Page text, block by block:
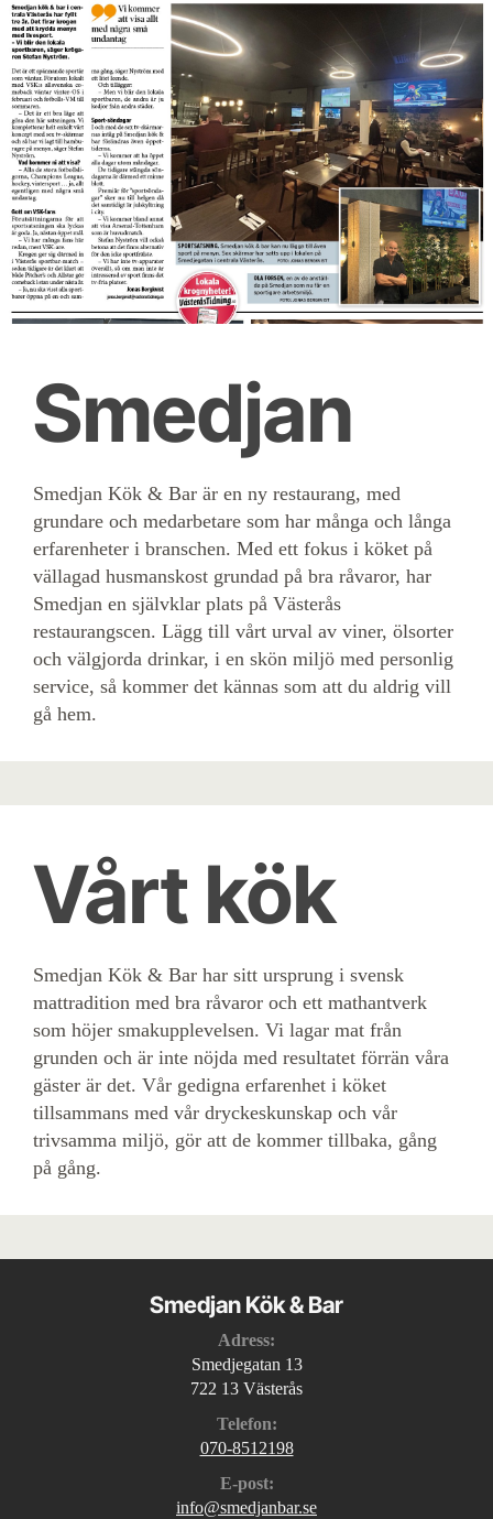
Smedjan
Smedjan Kök & Bar är en ny restaurang, med
grundare och medarbetare som har många och långa
erfarenheter i branschen. Med ett fokus i köket på
vällagad husmanskost grundad på bra råvaror, har
Smedjan en självklar plats på Västerås
restaurangscen. Lägg till vårt urval av viner, ölsorter
och välgjorda drinkar, i en skön miljö med personlig
service, så kommer det kännas som att du aldrig vill
gå hem.
Vårt kök
Smedjan Kök & Bar har sitt ursprung i svensk
mattradition med bra råvaror och ett mathantverk
som höjer smakupplevelsen. Vi lagar mat från
grunden och är inte nöjda med resultatet förrän våra
gäster är det. Vår gedigna erfarenhet i köket
tillsammans med vår dryckeskunskap och vår
trivsamma miljö, gör att de kommer tillbaka, gång
på gång.
Smedjan Kök & Bar
Adress:
Smedjegatan 13
722 13 Västerås
Telefon:
070-8512198
E-post:
info@smedjanbar.se